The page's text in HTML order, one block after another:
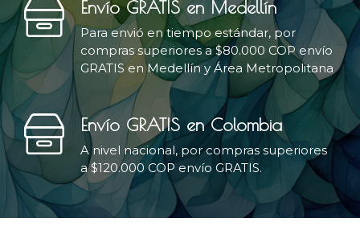
Envío GRATIS en Medellín
Para envió en tiempo estándar, por
compras superiores a $80.000 COP envío
GRATIS en Medellín y Área Metropolitana
Envío GRATIS en Colombia
A nivel nacional, por compras superiores
a $120.000 COP envío GRATIS.